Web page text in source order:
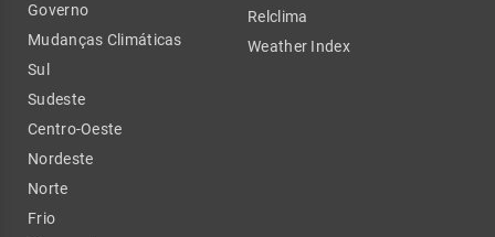
Governo
Mudanças Climáticas
Sul
Sudeste
Centro-Oeste
Nordeste
Norte
Frio
Relclima
Weather Index